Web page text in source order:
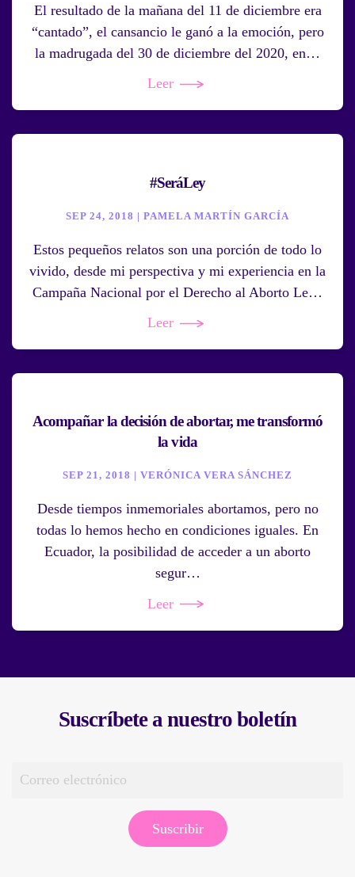
El resultado de la mañana del 11 de diciembre era
“cantado”, el cansancio le ganó a la emoción, pero
la madrugada del 30 de diciembre del 2020, en…
Leer
#SeráLey
SEP 24, 2018 | PAMELA MARTÍN GARCÍA
Estos pequeños relatos son una porción de todo lo
vivido, desde mi perspectiva y mi experiencia en la
Campaña Nacional por el Derecho al Aborto Le…
Leer
Acompañar la decisión de abortar, me transformó
la vida
SEP 21, 2018 | VERÓNICA VERA SÁNCHEZ
Desde tiempos inmemoriales abortamos, pero no
todas lo hemos hecho en condiciones iguales. En
Ecuador, la posibilidad de acceder a un aborto
segur…
Leer
Suscríbete a nuestro boletín
Suscribir